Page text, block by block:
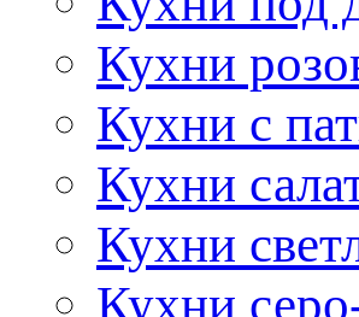
Кухни
Кухни с
Кухни
Кухни
Кухни